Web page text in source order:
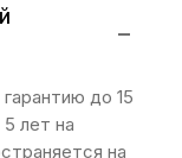
−
до 15
лет на
на